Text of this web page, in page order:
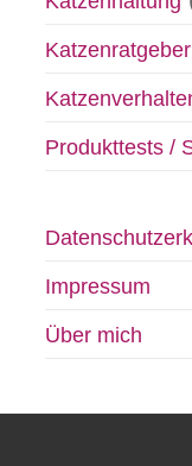
Produkttests /
Impressum
Über mich